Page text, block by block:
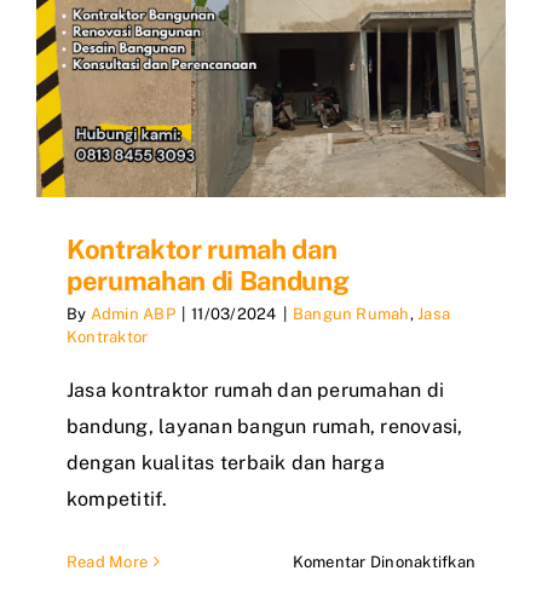
Kontraktor rumah dan
perumahan di Bandung
By Admin ABP | 11/03/2024 | Bangun Rumah, Jasa
Kontraktor
Jasa kontraktor rumah dan perumahan di
bandung, layanan bangun rumah, renovasi,
dengan kualitas terbaik dan harga
kompetitif.
Read More Komentar Dinonaktifkan